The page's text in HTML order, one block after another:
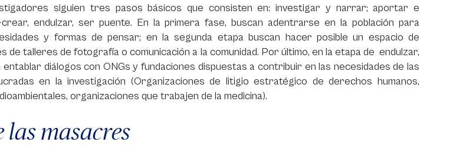
siguien tres pasos básicos que consisten en: investigar y narrar; aportar e
endulzar, ser puente. En la primera fase, buscan adentrarse en la población para
y formas de pensar; en la segunda etapa buscan hacer posible un espacio de
de talleres de fotografía o comunicación a la comunidad. Por último, en la etapa de endulzar,
diálogos con ONGs y fundaciones dispuestas a contribuir en las necesidades de las
en la investigación (Organizaciones de litigio estratégico de derechos humanos,
organizaciones que trabajen de la medicina).
las masacres